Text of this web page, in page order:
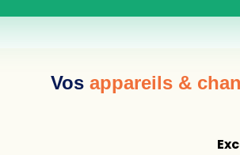
Vos appareils &